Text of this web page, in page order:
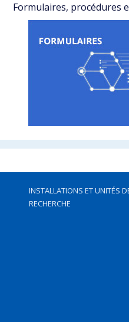
Formulaires, procédures
INSTALLATIONS ET UNITÉS
RECHERCHE